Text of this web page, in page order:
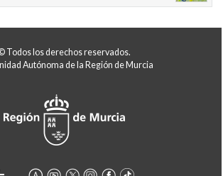
Todos los derechos reservados.
Autónoma de la Región de Murcia